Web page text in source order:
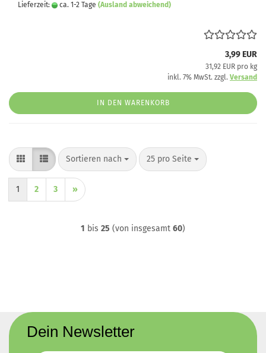
Lieferzeit: ca. 1-2 Tage (Ausland abweichend)
3,99 EUR
31,92 EUR pro kg
inkl. 7% MwSt. zzgl. Versand
IN DEN WARENKORB
Sortieren nach
Sortieren nach 25 pro Seite
pro Seite
1 2 3 »
1 bis 25 (von insgesamt 60)
Dein Newsletter